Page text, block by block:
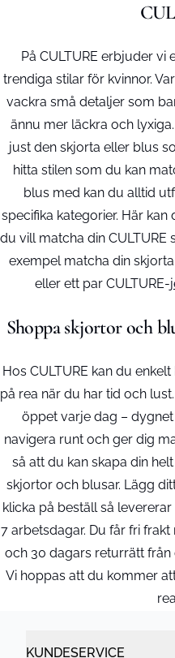
På CULTURE erbjuder
trendiga stilar för kvinnor.
vackra små detaljer som
ännu mer läckra och
just den skjorta eller blus
hitta stilen som du kan
blus med kan du alltid
specifika kategorier. Här
du vill matcha din
exempel matcha din
eller ett par CULTURE-
Shoppa skjortor och
Hos CULTURE kan du
på rea när du har tid och
öppet varje dag –
navigera runt och ger dig
så att du kan skapa din
skjortor och blusar. Lägg
klicka på beställ så
7 arbetsdagar. Du får fri
och 30 dagars returrätt
Vi hoppas att du kommer
KUNDESERVICE